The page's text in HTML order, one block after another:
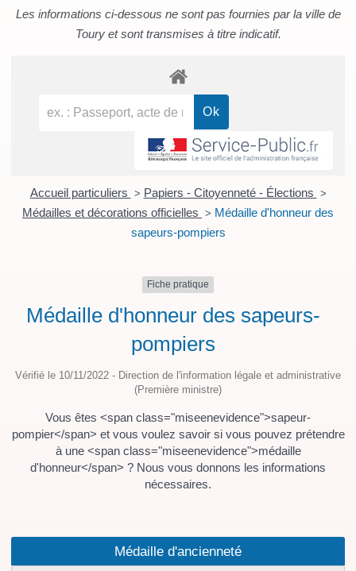
Les informations ci-dessous ne sont pas fournies par la ville de
Toury et sont transmises à titre indicatif.
Accueil particuliers > Papiers - Citoyenneté - Élections >
Médailles et décorations officielles > Médaille d'honneur des
sapeurs-pompiers
Fiche pratique
Médaille d'honneur des sapeurs-
pompiers
Vérifié le 10/11/2022 - Direction de l'information légale et administrative
(Première ministre)
Vous êtes <span class="miseenevidence">sapeur-
pompier</span> et vous voulez savoir si vous pouvez prétendre
à une <span class="miseenevidence">médaille
d'honneur</span> ? Nous vous donnons les informations
nécessaires.
Médaille d'ancienneté